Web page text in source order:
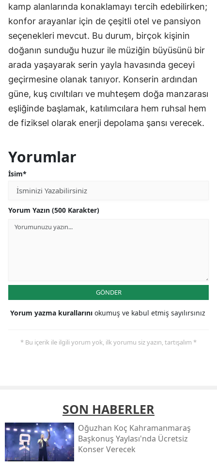
kamp alanlarında konaklamayı tercih edebilirken;
konfor arayanlar için de çeşitli otel ve pansiyon
seçenekleri mevcut. Bu durum, birçok kişinin
doğanın sunduğu huzur ile müziğin büyüsünü bir
arada yaşayarak serin yayla havasında geceyi
geçirmesine olanak tanıyor. Konserin ardından
güne, kuş cıvıltıları ve muhteşem doğa manzarası
eşliğinde başlamak, katılımcılara hem ruhsal hem
de fiziksel olarak enerji depolama şansı verecek.
Yorumlar
İsim*
Yorum Yazın (500 Karakter)
GÖNDER
Yorum yazma kurallarını okumuş ve kabul etmiş sayılırsınız
* Bu içerik ile ilgili yorum yok, ilk yorumu siz yazın, tartışalım *
SON HABERLER
Oğuzhan Koç Kahramanmaraş
Başkonuş Yaylası'nda Ücretsiz
Konser Verecek